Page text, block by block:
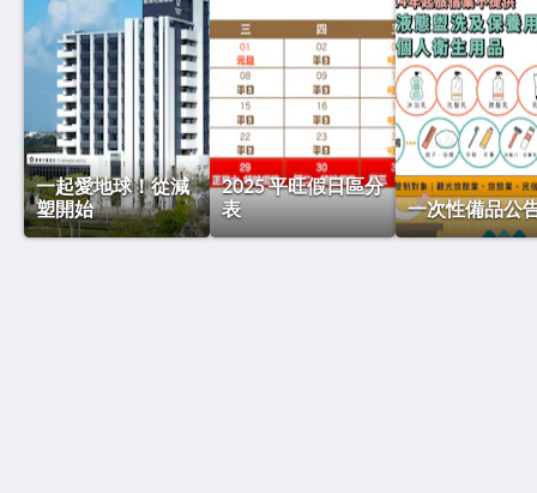
一起愛地球！從減
塑開始
2025 平旺假日區分
表
一次性備品公